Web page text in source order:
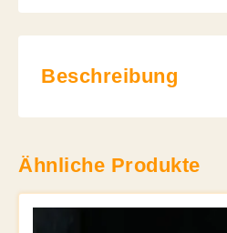
Beschreibung
Ähnliche Produkte